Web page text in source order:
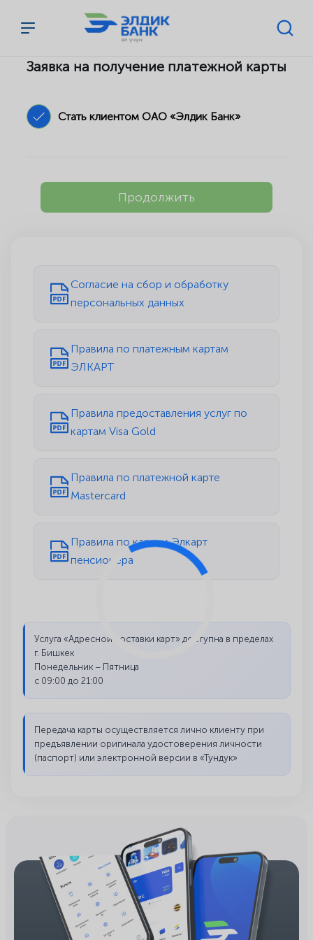
Перейти к содержимому
Заявка на получение платежной карты
Стать клиентом ОАО «Элдик Банк»
Продолжить
Согласие на сбор и обработку
персональных данных
Правила по платежным картам
ЭЛКАРТ
Правила предоставления услуг по
картам Visa Gold
Правила по платежной карте
Mastercard
Правила по картам Элкарт
пенсионера
Услуга «Адресной доставки карт» доступна в пределах
г. Бишкек
Понедельник – Пятница
с 09:00 до 21:00
Передача карты осуществляется лично клиенту при
предъявлении оригинала удостоверения личности
(паспорт) или электронной версии в «Тундук»